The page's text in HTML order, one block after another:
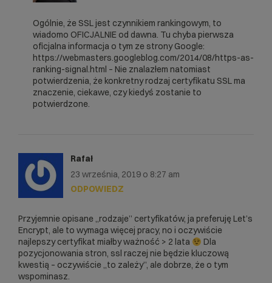
Ogólnie, że SSL jest czynnikiem rankingowym, to
wiadomo OFICJALNIE od dawna. Tu chyba pierwsza
oficjalna informacja o tym ze strony Google:
https://webmasters.googleblog.com/2014/08/https-as-
ranking-signal.html – Nie znalazłem natomiast
potwierdzenia, że konkretny rodzaj certyfikatu SSL ma
znaczenie, ciekawe, czy kiedyś zostanie to
potwierdzone.
Rafał
23 września, 2019 o 8:27 am
Przyjemnie opisane „rodzaje” certyfikatów, ja preferuję Let’s
Encrypt, ale to wymaga więcej pracy, no i oczywiście
najlepszy certyfikat miałby ważność > 2 lata
Dla
pozycjonowania stron, ssl raczej nie będzie kluczową
kwestią – oczywiście „to zależy”, ale dobrze, że o tym
wspominasz.
ODPOWIEDZ